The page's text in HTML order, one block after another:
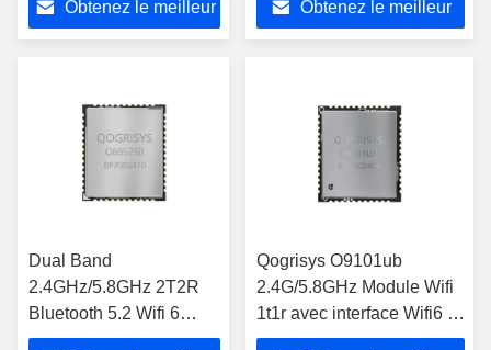
Obtenez le meilleur
Wifi 1t1rObtenez le meilleur
Dual Band
2.4GHz/5.8GHz 2T2R
Bluetooth 5.2 Wifi 6
Module 1200mbps
Qogrisys O9101ub
2.4G/5.8GHz Module Wifi
1t1r avec interface Wifi6 Bt
Module Wifi à double